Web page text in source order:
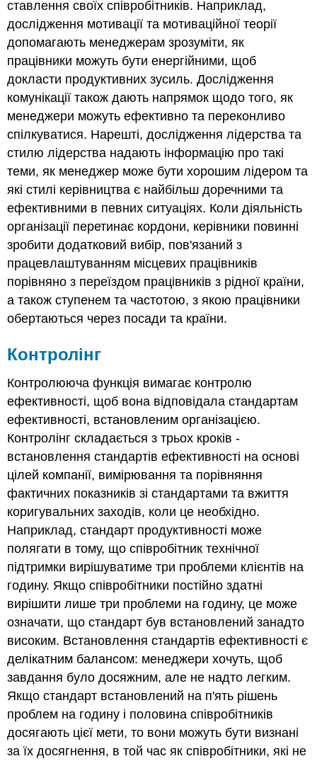
ставлення своїх співробітників. Наприклад,
дослідження мотивації та мотиваційної теорії
допомагають менеджерам зрозуміти, як
працівники можуть бути енергійними, щоб
докласти продуктивних зусиль. Дослідження
комунікації також дають напрямок щодо того, як
менеджери можуть ефективно та переконливо
спілкуватися. Нарешті, дослідження лідерства та
стилю лідерства надають інформацію про такі
теми, як менеджер може бути хорошим лідером та
які стилі керівництва є найбільш доречними та
ефективними в певних ситуаціях. Коли діяльність
організації перетинає кордони, керівники повинні
зробити додатковий вибір, пов'язаний з
працевлаштуванням місцевих працівників
порівняно з переїздом працівників з рідної країни,
а також ступенем та частотою, з якою працівники
обертаються через посади та країни.
Контролінг
Контролююча функція вимагає контролю
ефективності, щоб вона відповідала стандартам
ефективності, встановленим організацією.
Контролінг складається з трьох кроків -
встановлення стандартів ефективності на основі
цілей компанії, вимірювання та порівняння
фактичних показників зі стандартами та вжиття
коригувальних заходів, коли це необхідно.
Наприклад, стандарт продуктивності може
полягати в тому, що співробітник технічної
підтримки вирішуватиме три проблеми клієнтів на
годину. Якщо співробітники постійно здатні
вирішити лише три проблеми на годину, це може
означати, що стандарт був встановлений занадто
високим. Встановлення стандартів ефективності є
делікатним балансом: менеджери хочуть, щоб
завдання було досяжним, але не надто легким.
Якщо стандарт встановлений на п'ять рішень
проблем на годину і половина співробітників
досягають цієї мети, то вони можуть бути визнані
за їх досягнення, в той час як співробітники, які не